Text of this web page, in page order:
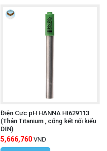
Điện Cực pH HANNA HI629113
(Thân Titanium , cổng kết nối kiểu
DIN)
5,666,760 VND